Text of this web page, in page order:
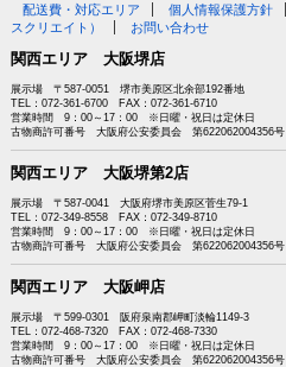
配送費・対応エリア
個人情報保護方針
スクリエイト）
お問い合わせ
関西エリア 大阪堺店
展示場 〒587-0051 堺市美原区北余部192番地
TEL：072-361-6700 FAX：072-361-6710
営業時間 9：00～17：00 ※日曜・祝日は定休日
古物商許可番号 大阪府公安委員会 第622062004356号
関西エリア 大阪堺第2店
展示場 〒587-0041 大阪府堺市美原区菅生79-1
TEL：072-349-8558 FAX：072-349-8710
営業時間 9：00～17：00 ※日曜・祝日は定休日
古物商許可番号 大阪府公安委員会 第622062004356号
関西エリア 大阪岬店
展示場 〒599-0301 阪府泉南郡岬町淡輪1149-3
TEL：072-468-7320 FAX：072-468-7330
営業時間 9：00～17：00 ※日曜・祝日は定休日
古物商許可番号 大阪府公安委員会 第622062004356号